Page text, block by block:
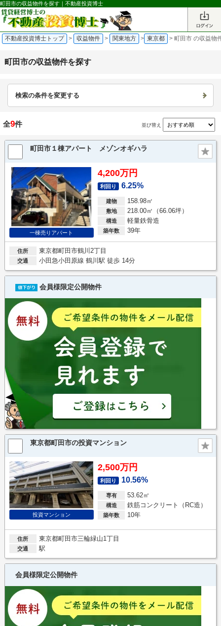
町田市の収益物件を探す｜不動産投資博士
不動産投資博士トップ > 収益物件 > 関東地方 > 東京都 > 町田市 の収益物
町田市の収益物件を探す
検索の条件を変更する
全9件 並び替え
町田市１棟アパート メゾンオギハラ
一棟売りアパート
4,200万円
利回り 6.25%
建物 158.98㎡
敷地 218.00㎡（66.06坪）
構造 軽量鉄骨造
築年数 39年
住所 東京都町田市鶴川2丁目
交通 小田急小田原線 鶴川駅 徒歩 14分
会員様限定公開物件
東京都町田市の投資マンション
投資マンション
2,500万円
利回り 10.56%
専有 53.62㎡
構造 鉄筋コンクリート（RC造）
築年数 10年
住所 東京都町田市三輪緑山1丁目
交通 駅
会員様限定公開物件